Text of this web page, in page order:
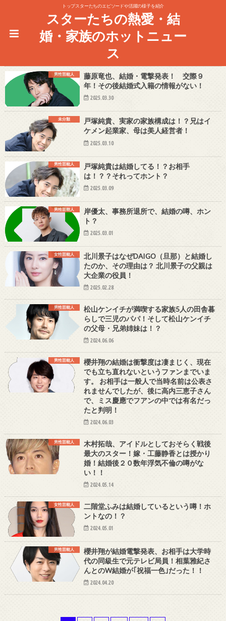
トップスターたちのエピソードや活躍の様子を紹介
スターたちの熱愛・結
婚・家族のホットニュー
ス
男性芸能人
藤原竜也、結婚・電撃発表！ 交際９
年！その後結婚式入籍の情報がない！
2025.03.30
未分類
戸塚純貴、実家の家族構成は！？兄はイ
ケメン起業家、母は美人経営者！
2025.03.10
男性芸能人
戸塚純貴は結婚してる！？お相手
は！？？それってホント？
2025.03.09
男性芸能人
岸優太、事務所退所で、結婚の噂、ホン
ト？
2025.03.01
女性芸能人
北川景子はなぜDAIGO（旦那）と結婚し
たのか、その理由は？ 北川景子の父親は
大企業の役員！
2025.02.28
男性芸能人
松山ケンイチが満喫する家族5人の田舎暮
らしで三児のパパ！そして松山ケンイチ
の父母・兄弟姉妹は！？
2024.06.06
男性芸能人
櫻井翔の結婚は衝撃度は凄まじく、現在
でも立ち直れないというファンまでいま
す。 お相手は一般人で当時名前は公表さ
れませんでしたが、後に高内三恵子さん
で、ミス慶應でフアンの中では有名だっ
たと判明！
2024.06.03
男性芸能人
木村拓哉、アイドルとしておそらく戦後
最大のスター！嫁・工藤静香とは授かり
婚！結婚後２０数年浮気不倫の噂がな
い！！
2024.05.14
女性芸能人
二階堂ふみは結婚しているという噂！ホ
ントなの！？
2024.05.01
男性芸能人
櫻井翔が結婚電撃発表、お相手は大学時
代の同級生で元テレビ局員！相葉雅紀さ
んとのW結婚が｢祝福一色｣だった！！
2024.04.20